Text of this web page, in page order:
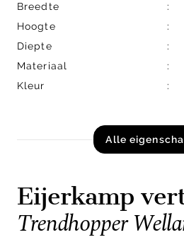
Breedte
Hoogte
Diepte
Materiaal
Kleur
Alle
Eijerkamp
Trendhopper